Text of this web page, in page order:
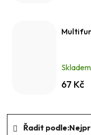
Skladem
67 Kč
Ř
Řadit podle: